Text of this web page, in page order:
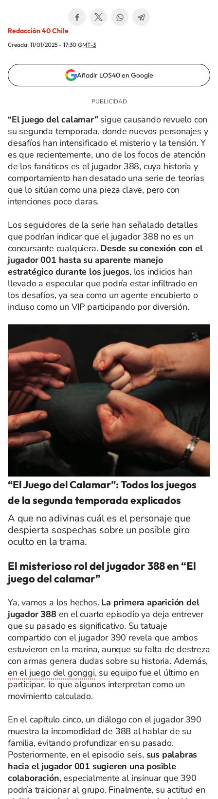
Redacción 40 Chile
Creada: 11/01/2025 - 17:30 GMT-3
Añadir LOS40 en Google
“El juego del calamar” sigue causando revuelo con
su segunda temporada, donde nuevos personajes y
desafíos han intensificado el misterio y la tensión. Y
es que recientemente, uno de los focos de atención
de los fanáticos es el jugador 388, cuya historia y
comportamiento han desatado una serie de teorías
que lo sitúan como una pieza clave, pero con
intenciones poco claras.
Los seguidores de la serie han señalado detalles
que podrían indicar que el jugador 388 no es un
concursante cualquiera. Desde su conexión con el
jugador 001 hasta su aparente manejo
estratégico durante los juegos, los indicios han
llevado a especular que podría estar infiltrado en
los desafíos, ya sea como un agente encubierto o
incluso como un VIP participando por diversión.
“El Juego del Calamar”: Todos los juegos
de la segunda temporada explicados
A que no adivinas cuál es el personaje que
despierta sospechas sobre un posible giro
oculto en la trama.
El misterioso rol del jugador 388 en “El
juego del calamar”
Ya, vamos a los hechos. La primera aparición del
jugador 388 en el cuarto episodio ya deja entrever
que su pasado es significativo. Su tatuaje
compartido con el jugador 390 revela que ambos
estuvieron en la marina, aunque su falta de destreza
con armas genera dudas sobre su historia. Además,
en el juego del gonggi, su equipo fue el último en
participar, lo que algunos interpretan como un
movimiento calculado.
En el capítulo cinco, un diálogo con el jugador 390
muestra la incomodidad de 388 al hablar de su
familia, evitando profundizar en su pasado.
Posteriormente, en el episodio seis, sus palabras
hacia el jugador 001 sugieren una posible
colaboración, especialmente al insinuar que 390
podría traicionar al grupo. Finalmente, su actitud en